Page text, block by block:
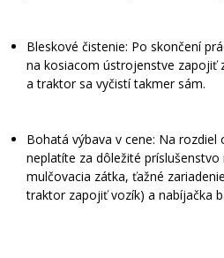
Bleskové čistenie: Po skončení
na kosiacom ústrojenstve zapojiť
a traktor sa vyčistí takmer sám.
Bohatá výbava v cene: Na rozdiel
neplatíte za dôležité príslušenstvo
mulčovacia zátka, ťažné
traktor zapojiť vozík) a nabíjačka